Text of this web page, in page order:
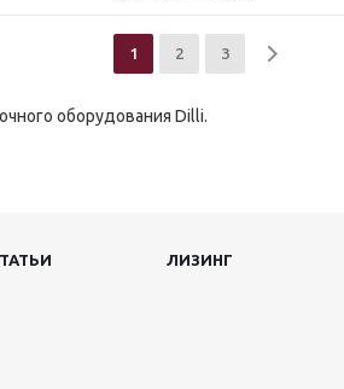
1 2 3
оборудования Dilli.
ЛИЗИНГ